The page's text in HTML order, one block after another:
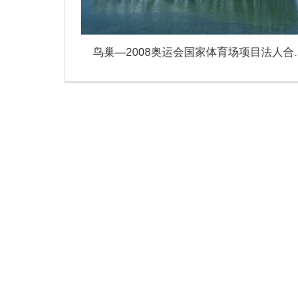
鸟巢—2008奥运会国家体育场项目法人合...